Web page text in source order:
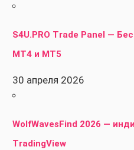
S4U.PRO Trade Panel —
MT4 и MT5
30 апреля 2026
WolfWavesFind 2026 —
TradingView